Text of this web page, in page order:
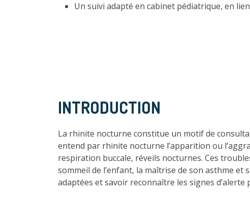
Un suivi adapté en cabinet pédiatrique, en
INTRODUCTION
La rhinite nocturne constitue un motif de
entend par rhinite nocturne l’apparition ou
respiration buccale, réveils nocturnes. Ces
sommeil de l’enfant, la maîtrise de son asthme
adaptées et savoir reconnaître les signes d’alerte